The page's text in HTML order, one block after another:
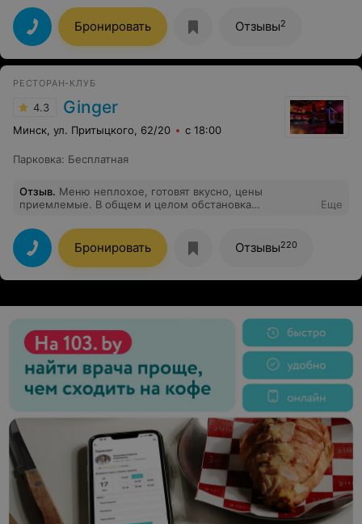
Бронировать Отзывы2
РЕСТОРАН-КЛУБ
4.3 Ginger
Минск, ул. Притыцкого, 62/20 с 18:00
Парковка: Бесплатная
Отзыв. Меню неплохое, готовят вкусно, цены
приемлемые. В общем и целом обстановка
компанией выбраться.
Еще
Бронировать Отзывы220